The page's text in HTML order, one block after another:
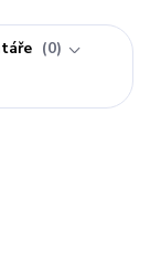
0